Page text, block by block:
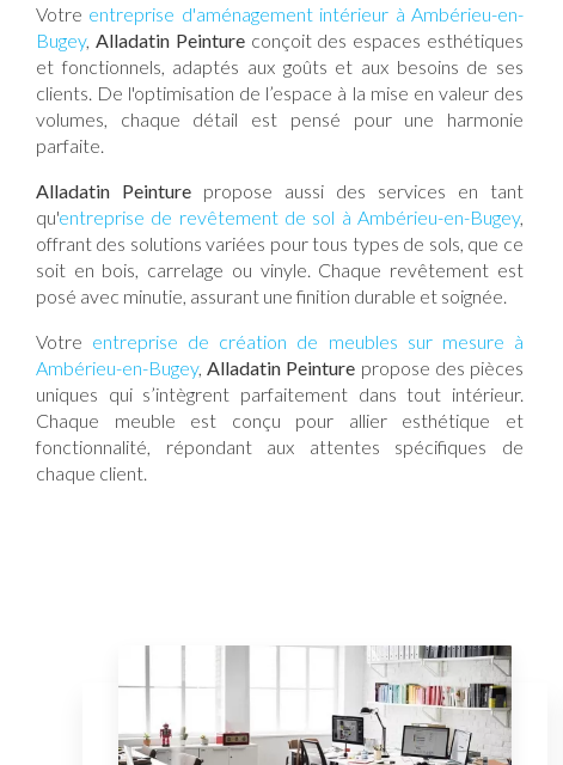
Votre entreprise d'aménagement intérieur à Ambérieu-en-
Bugey, Alladatin Peintureconçoit des espaces esthétiques
et fonctionnels, adaptés aux goûts et aux besoins de ses
clients. De l'optimisation de l’espace à la mise en valeur des
volumes, chaque détail est pensé pour une harmonie
parfaite.
Alladatin Peinture propose aussi des services en tant
qu'entreprise de revêtement de sol à Ambérieu-en-Bugey,
offrant des solutions variées pour tous types de sols, que ce
soit en bois, carrelage ou vinyle. Chaque revêtement est
posé avec minutie, assurant une finition durable et soignée.
Votre entreprise de création de meubles sur mesure à
Ambérieu-en-Bugey, Alladatin Peinture propose des pièces
uniques qui s’intègrent parfaitement dans tout intérieur.
Chaque meuble est conçu pour allier esthétique et
fonctionnalité, répondant aux attentes spécifiques de
chaque client.